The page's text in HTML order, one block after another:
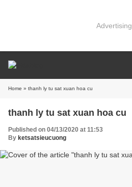
Advertising
Home » thanh ly tu sat xuan hoa cu
thanh ly tu sat xuan hoa cu
Published on 04/13/2020 at 11:53
By ketsatsieucuong